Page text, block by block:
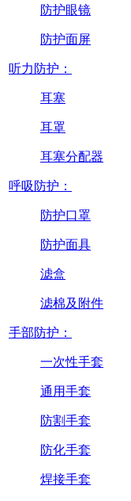
防护眼镜
防护面屏
听力防护：
耳塞
耳罩
耳塞分配器
呼吸防护：
防护口罩
防护面具
滤盒
滤棉及附件
手部防护：
一次性手套
通用手套
防割手套
防化手套
焊接手套